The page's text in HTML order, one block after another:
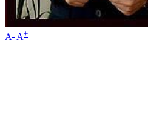
A- A+